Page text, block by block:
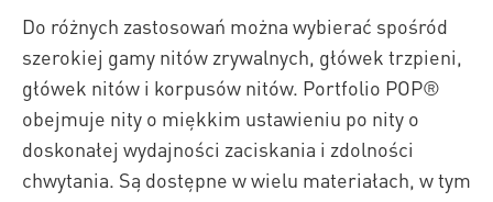
Do różnych zastosowań można wybierać spośród
szerokiej gamy nitów zrywalnych, główek trzpieni,
główek nitów i korpusów nitów. Portfolio POP®
obejmuje nity o miękkim ustawieniu po nity o
doskonałej wydajności zaciskania i zdolności
chwytania. Są dostępne w wielu materiałach, w tym